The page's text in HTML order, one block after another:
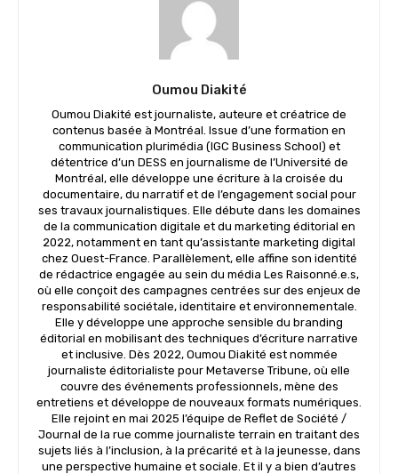
Oumou Diakité
Oumou Diakité est journaliste, auteure et créatrice de
contenus basée à Montréal. Issue d’une formation en
communication plurimédia (IGC Business School) et
détentrice d’un DESS en journalisme de l’Université de
Montréal, elle développe une écriture à la croisée du
documentaire, du narratif et de l’engagement social pour
ses travaux journalistiques. Elle débute dans les domaines
de la communication digitale et du marketing éditorial en
2022, notamment en tant qu’assistante marketing digital
chez Ouest-France. Parallèlement, elle affine son identité
de rédactrice engagée au sein du média Les Raisonné.e.s,
où elle conçoit des campagnes centrées sur des enjeux de
responsabilité sociétale, identitaire et environnementale.
Elle y développe une approche sensible du branding
éditorial en mobilisant des techniques d’écriture narrative
et inclusive. Dès 2022, Oumou Diakité est nommée
journaliste éditorialiste pour Metaverse Tribune, où elle
couvre des événements professionnels, mène des
entretiens et développe de nouveaux formats numériques.
Elle rejoint en mai 2025 l’équipe de Reflet de Société /
Journal de la rue comme journaliste terrain en traitant des
sujets liés à l’inclusion, à la précarité et à la jeunesse, dans
une perspective humaine et sociale. Et il y a bien d’autres